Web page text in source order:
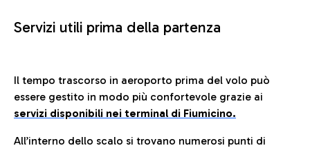
Servizi utili prima della partenza
Il tempo trascorso in aeroporto prima del volo può
essere gestito in modo più confortevole grazie ai
servizi disponibili nei terminal di Fiumicino.
All’interno dello scalo si trovano numerosi punti di